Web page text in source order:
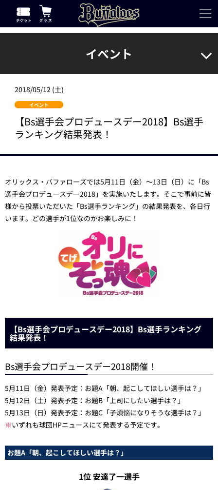
イベント
2018/05/12 (土)
イベント
【Bs選手会プロデュースデー2018】Bs選手
ランキング結果発表！
オリックス・バファローズでは5月11日（金）～13日（日）に「Bs
選手会プロデュースデー2018」を実施いたします。そこで事前に皆
様から投票いただいた「Bs選手ランキング」の結果発表を、各日行
います。どの選手が1位なのかお楽しみに！
【Bs選手会プロデュースデー2018】Bs選手ランキング
結果発表！
Bs選手会プロデュースデー2018開催！
5月11日（金）発表予定：お題A「朝、起こしてほしい選手は？」
5月12日（土）発表予定：お題B「上司にしたい選手は？」
5月13日（日）発表予定：お題C「子煩悩になりそうな選手は？」
※いずれも球団HPニュースにて発表する予定です。
お題A「朝、起こしてほしい選手は？」
1位 安達了一選手